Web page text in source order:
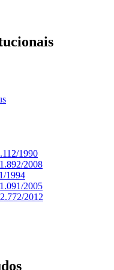
1990
2008
1994
2005
2012